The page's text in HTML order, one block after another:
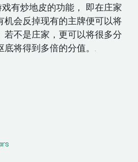
有炒地皮的功能， 即在庄家
机会反掉现有的主牌便可以将
若不是庄家，更可以将很多分
将得到多倍的分值。.